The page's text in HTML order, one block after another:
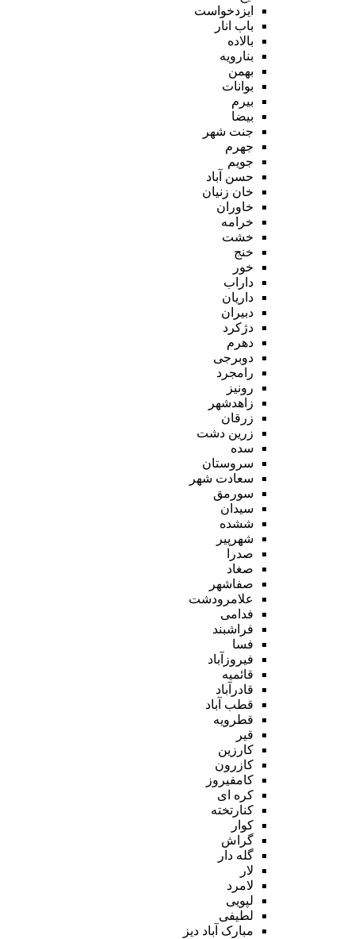
ایزدخواست
باب انار
بالاده
بنارویه
بهمن
بوانات
بیرم
بیضا
جنت شهر
جهرم
جویم
حسن آباد
خان زنیان
خاوران
خرامه
خشت
خنج
خور
داراب
داریان
دبیران
دژکرد
دهرم
دوبرجی
رامجرد
رونیز
زاهدشهر
زرقان
زرین دشت
سده
سروستان
سعادت شهر
سورمق
سیدان
ششده
شهرپیر
صدرا
صغاد
صفاشهر
علامرودشت
فدامی
فراشبند
فسا
فیروزآباد
قائمیه
قادرآباد
قطب آباد
قطرویه
قیر
کارزین
کازرون
کامفیروز
کره ای
کنارتخته
کوار
گراش
گله دار
لار
لامرد
لپویی
لطیفی
مبارک آباد دیز